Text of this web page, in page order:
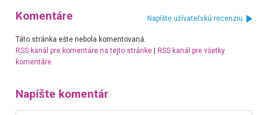
Komentáre Napíšte užívateľskú recenziu
Táto stránka ešte nebola komentovaná.
RSS kanál pre komentáre na tejto stránke| RSS kanál pre všetky
komentáre
Napíšte komentár